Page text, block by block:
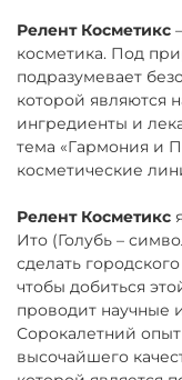
Релент Косметикс
косметика. Под
подразумевает
которой являются
ингредиенты и
тема «Гармония и
косметические
Релент Косметикс
Ито (Голубь –
сделать
чтобы добиться
проводит научные
Сорокалетний
высочайшего